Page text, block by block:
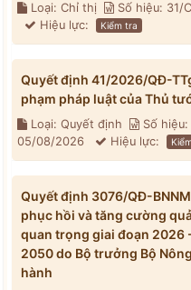
Loại: Chỉ thị Số hiệu: 31/
Hiệu lực:
Kiểm tra
Quyết định 41/2026/QĐ-
phạm pháp luật của Thủ
Loại: Quyết định Số
05/08/2026
Hiệu lực:
Quyết định 3076/QĐ-
phục hồi và tăng cường
quan trọng giai đoạn 2026
2050 do Bộ trưởng Bộ
hành